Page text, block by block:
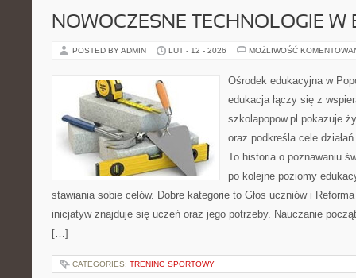
NOWOCZESNE TECHNOLOGIE W
POSTED BY ADMIN LUT - 12 - 2026 MOŻLIWOŚĆ
Ośrodek edukacyjna w
edukacja łączy się z
szkolapopow.pl pokazuje
oraz podkreśla cele
To historia o poznawaniu
po kolejne poziomy
stawiania sobie celów. Dobre kategorie to Głos uczniów i
inicjatyw znajduje się uczeń oraz jego potrzeby. Nauczanie
[…]
CATEGORIES: TRENING SPORTOWY